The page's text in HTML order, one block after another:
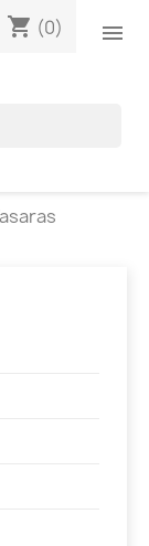

shopping_cart (0)